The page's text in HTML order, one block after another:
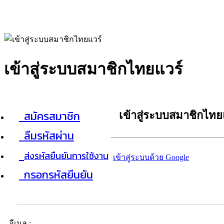
เข้าสู่ระบบสมาชิกไทยแวร์
สมัครสมาชิก
ลืมรหัสผ่าน
ส่งรหัสยืนยันการใช้งาน
กรอกรหัสยืนยัน
เข้าสู่ระบบสมาชิกไท
เข้าสู่ระบบด้วย Google